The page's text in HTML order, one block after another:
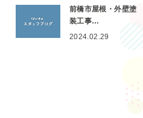
前橋市屋根・外壁塗
装工事…
2024.02.29